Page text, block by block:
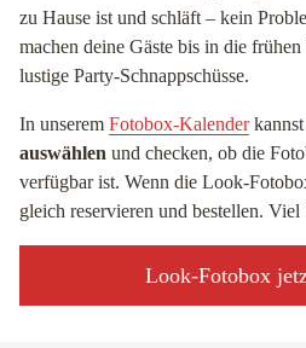
zu Hause ist und schläft – kein
machen deine Gäste bis in die
lustige Party-Schnappschüsse.
In unserem Fotobox-Kalenderkannst
auswählen und checken, ob die
verfügbar ist. Wenn die Look-
gleich reservieren und bestellen. Viel
Look-Fotobox